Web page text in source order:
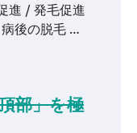
進 / 発毛促進
後の脱毛 …
部」を極